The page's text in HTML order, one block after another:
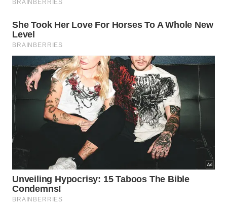
Para os apreciadores de café, a região apresenta
uma produção de alta qualidade. As fazendas
cafeeiras da região oferecem visitas guiadas, onde
é possível aprender sobre o cultivo, processamento
e degustação desta bebida tão importante para nós
Além disso, é possível adquirir grãos frescos
diretamente dos produtores, levando um pedacinho
do sabor dessa região consigo.